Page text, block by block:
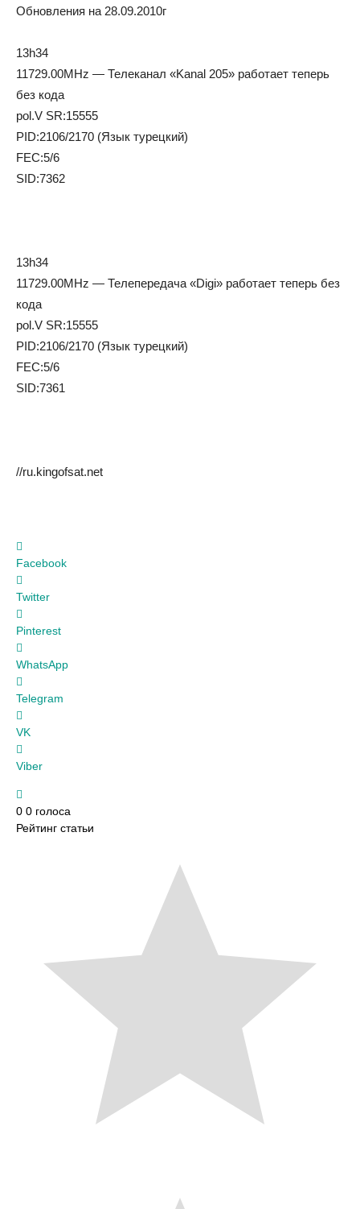
Обновления на 28.09.2010г
13h34
11729.00MHz — Телеканал «Kanal 205» работает теперь
без кода
pol.V SR:15555
PID:2106/2170 (Язык турецкий)
FEC:5/6
SID:7362
13h34
11729.00MHz — Телепередача «Digi» работает теперь без
кода
pol.V SR:15555
PID:2106/2170 (Язык турецкий)
FEC:5/6
SID:7361
//ru.kingofsat.net
Facebook
Twitter
Pinterest
WhatsApp
Telegram
VK
Viber
0 0 голоса
Рейтинг статьи